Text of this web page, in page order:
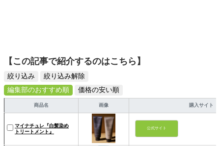
【この記事で紹介するのはこちら】
絞り込み
絞り込み解除
編集部のおすすめ順
価格の安い順
商品名 画像 購入サイト
マイナチュレ『白髪染め
トリートメント』
公式サイト